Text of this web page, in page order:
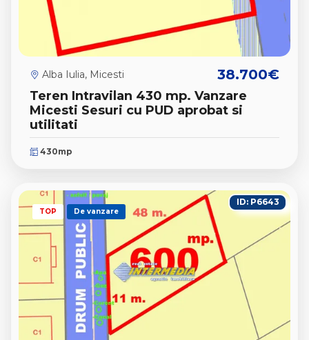
Teren Intravilan 430 mp. Vanzare
Micesti Sesuri cu PUD aprobat si
utilitati
Alba Iulia, Micesti 38.700€
430mp
TOP De vanzare
ID: P6643